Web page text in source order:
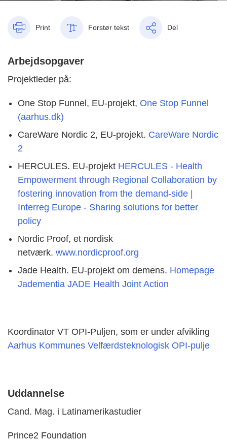
Print Forstør tekst Del
Arbejdsopgaver
Projektleder på:
One Stop Funnel, EU-projekt, One Stop Funnel
(aarhus.dk)
CareWare Nordic 2, EU-projekt. CareWare Nordic
2
HERCULES. EU-projekt HERCULES - Health
Empowerment through Regional Collaboration by
fostering innovation from the demand-side |
Interreg Europe - Sharing solutions for better
policy
Nordic Proof, et nordisk
netværk. www.nordicproof.org
Jade Health. EU-projekt om demens. Homepage
Jadementia JADE Health Joint Action
Koordinator VT OPI-Puljen, som er under afvikling
Aarhus Kommunes Velfærdsteknologisk OPI-pulje
Uddannelse
Cand. Mag. i Latinamerikastudier
Prince2 Foundation